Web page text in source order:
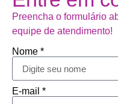
Preencha o formulário
equipe de atendimento!
Nome *
E-mail *